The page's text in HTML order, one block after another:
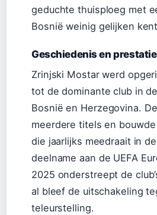
geduchte thuisploeg met
Bosnië weinig gelijken
Geschiedenis en
Zrinjski Mostar werd
tot de dominante club in
Bosnië en Herzegovina.
meerdere titels en
die jaarlijks meedraait in
deelname aan de UEFA
2025 onderstreept de
al bleef de uitschakeling
teleurstelling.